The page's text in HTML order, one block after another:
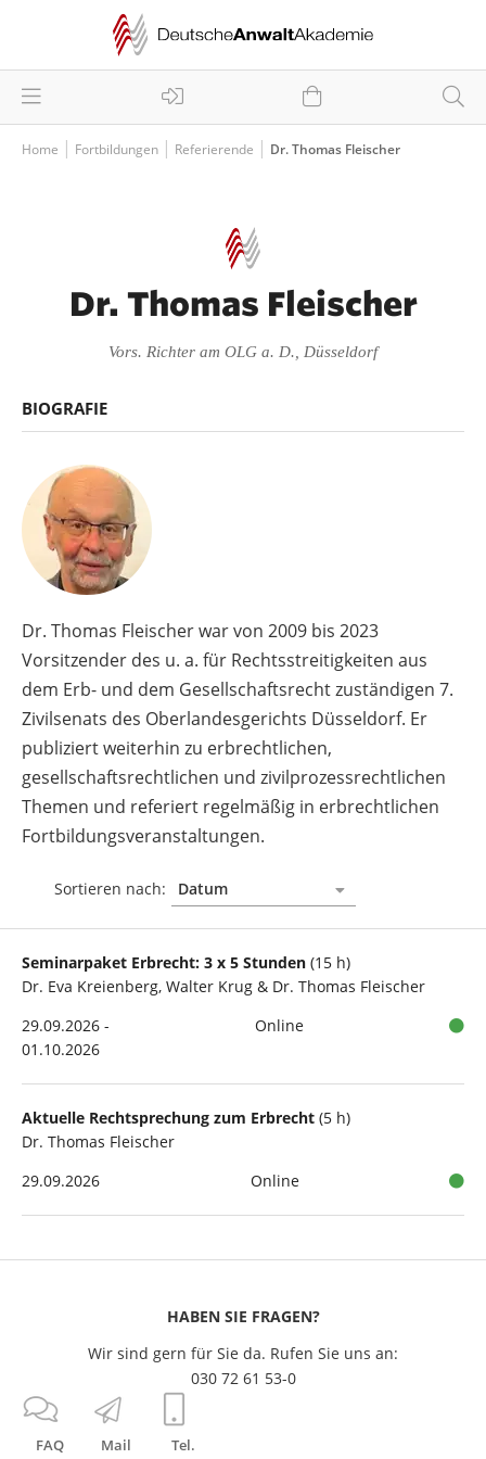
Home Fortbildungen Referierende Dr. Thomas Fleischer
Dr. Thomas Fleischer
Vors. Richter am OLG a. D., Düsseldorf
BIOGRAFIE
Dr. Thomas Fleischer war von 2009 bis 2023
Vorsitzender des u. a. für Rechtsstreitigkeiten aus
dem Erb- und dem Gesellschaftsrecht zuständigen 7.
Zivilsenats des Oberlandesgerichts Düsseldorf. Er
publiziert weiterhin zu erbrechtlichen,
gesellschaftsrechtlichen und zivilprozessrechtlichen
Themen und referiert regelmäßig in erbrechtlichen
Fortbildungsveranstaltungen.
Sortieren nach:
Seminarpaket Erbrecht: 3 x 5 Stunden (15 h)
Dr. Eva Kreienberg, Walter Krug & Dr. Thomas Fleischer
29.09.2026 -
01.10.2026
Online
Aktuelle Rechtsprechung zum Erbrecht (5 h)
Dr. Thomas Fleischer
29.09.2026
Online
FAQ Mail Tel.
HABEN SIE FRAGEN?
Wir sind gern für Sie da. Rufen Sie uns an:
030 72 61 53-0